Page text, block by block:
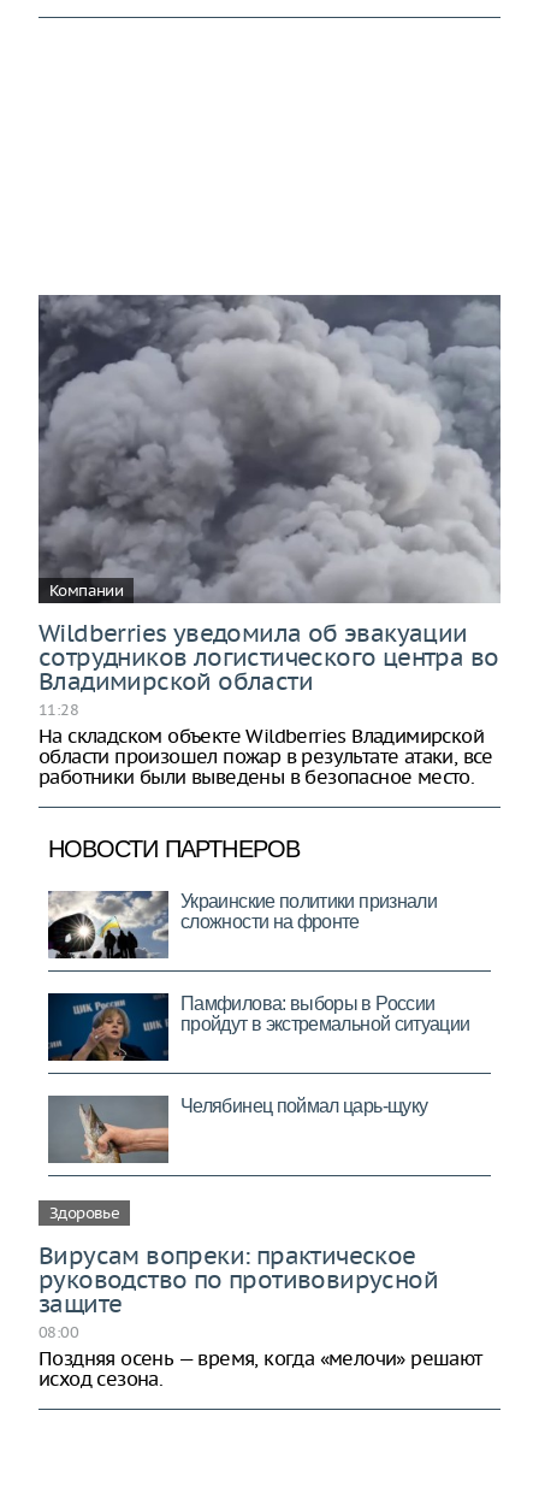
Компании
Wildberries уведомила об эвакуации
сотрудников логистического центра во
Владимирской области
11:28
На складском объекте Wildberries Владимирской
области произошел пожар в результате атаки, все
работники были выведены в безопасное место.
Здоровье
Вирусам вопреки: практическое
руководство по противовирусной
защите
08:00
Поздняя осень — время, когда «мелочи» решают
исход сезона.